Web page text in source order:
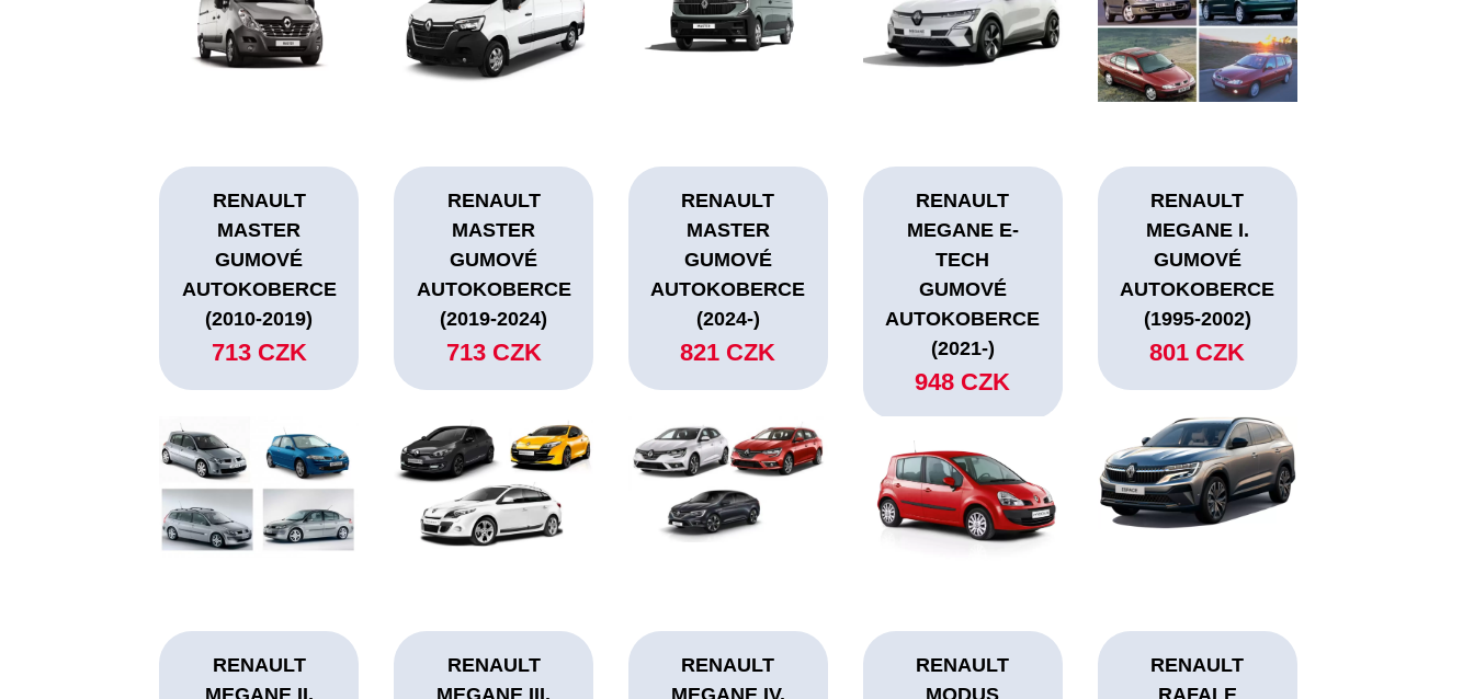
RENAULT
MASTER
GUMOVÉ
AUTOKOBERCE
(2010-2019)
713 CZK
RENAULT
MASTER
GUMOVÉ
AUTOKOBERCE
(2019-2024)
713 CZK
RENAULT
MASTER
GUMOVÉ
AUTOKOBERCE
(2024-)
821 CZK
RENAULT
MEGANE E-
TECH
GUMOVÉ
AUTOKOBERCE
(2021-)
948 CZK
RENAULT
MEGANE I.
GUMOVÉ
AUTOKOBERCE
(1995-2002)
801 CZK
RENAULT
RENAULT
RENAULT
RENAULT
RENAULT